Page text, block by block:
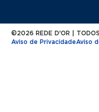
©2026 REDE D'OR | TODOS
Aviso de PrivacidadeAviso